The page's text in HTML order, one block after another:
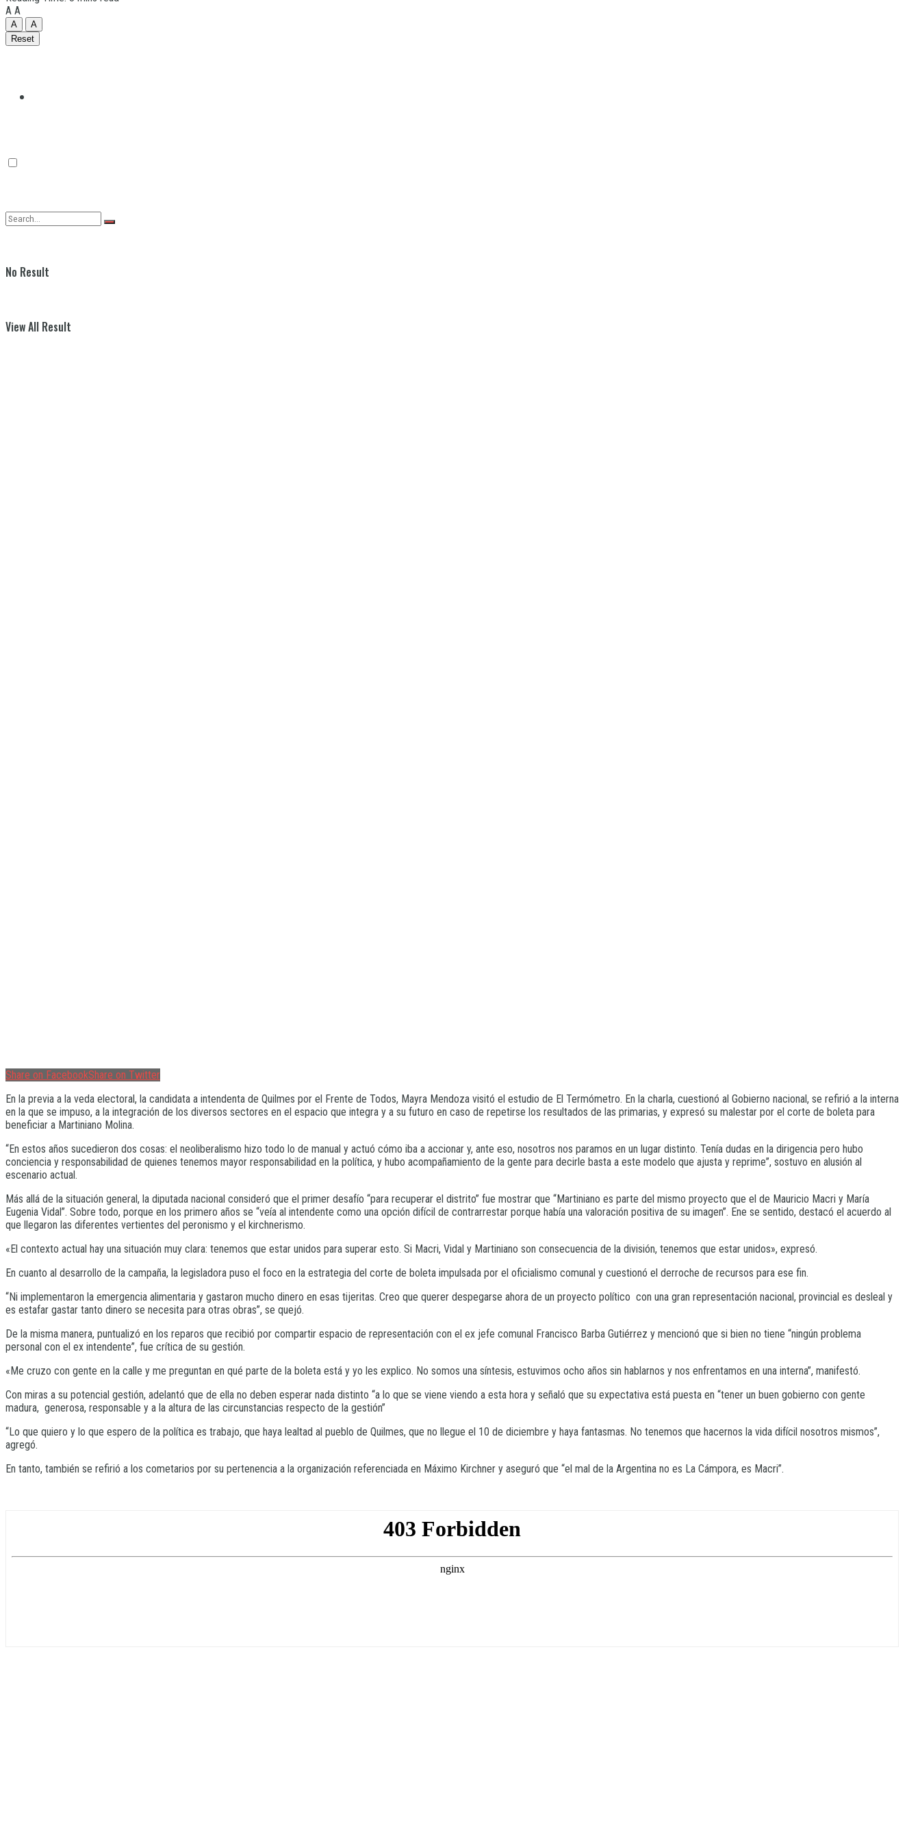
Quilmes
No Result
View All Result
A A
A
A
Reset
Share on FacebookShare on Twitter
En la previa a la veda electoral, la candidata a intendenta de Quilmes por el Frente de Todos, Mayra Mendoza visitó el estudio de El Termómetro. En la charla, cuestionó al Gobierno nacional, se refirió a la interna
en la que se impuso, a la integración de los diversos sectores en el espacio que integra y a su futuro en caso de repetirse los resultados de las primarias, y expresó su malestar por el corte de boleta para
beneficiar a Martiniano Molina.
“En estos años sucedieron dos cosas: el neoliberalismo hizo todo lo de manual y actuó cómo iba a accionar y, ante eso, nosotros nos paramos en un lugar distinto. Tenía dudas en la dirigencia pero hubo
conciencia y responsabilidad de quienes tenemos mayor responsabilidad en la política, y hubo acompañamiento de la gente para decirle basta a este modelo que ajusta y reprime”, sostuvo en alusión al
escenario actual.
Más allá de la situación general, la diputada nacional consideró que el primer desafío “para recuperar el distrito” fue mostrar que “Martiniano es parte del mismo proyecto que el de Mauricio Macri y María
Eugenia Vidal”. Sobre todo, porque en los primero años se “veía al intendente como una opción difícil de contrarrestar porque había una valoración positiva de su imagen”. Ene se sentido, destacó el acuerdo al
que llegaron las diferentes vertientes del peronismo y el kirchnerismo.
«El contexto actual hay una situación muy clara: tenemos que estar unidos para superar esto. Si Macri, Vidal y Martiniano son consecuencia de la división, tenemos que estar unidos», expresó.
En cuanto al desarrollo de la campaña, la legisladora puso el foco en la estrategia del corte de boleta impulsada por el oficialismo comunal y cuestionó el derroche de recursos para ese fin.
“Ni implementaron la emergencia alimentaria y gastaron mucho dinero en esas tijeritas. Creo que querer despegarse ahora de un proyecto político con una gran representación nacional, provincial es desleal y
es estafar gastar tanto dinero se necesita para otras obras”, se quejó.
De la misma manera, puntualizó en los reparos que recibió por compartir espacio de representación con el ex jefe comunal Francisco Barba Gutiérrez y mencionó que si bien no tiene “ningún problema
personal con el ex intendente”, fue crítica de su gestión.
«Me cruzo con gente en la calle y me preguntan en qué parte de la boleta está y yo les explico. No somos una síntesis, estuvimos ocho años sin hablarnos y nos enfrentamos en una interna”, manifestó.
Con miras a su potencial gestión, adelantó que de ella no deben esperar nada distinto “a lo que se viene viendo a esta hora y señaló que su expectativa está puesta en “tener un buen gobierno con gente
madura, generosa, responsable y a la altura de las circunstancias respecto de la gestión”
“Lo que quiero y lo que espero de la política es trabajo, que haya lealtad al pueblo de Quilmes, que no llegue el 10 de diciembre y haya fantasmas. No tenemos que hacernos la vida difícil nosotros mismos”,
agregó.
En tanto, también se refirió a los cometarios por su pertenencia a la organización referenciada en Máximo Kirchner y aseguró que “el mal de la Argentina no es La Cámpora, es Macri”.